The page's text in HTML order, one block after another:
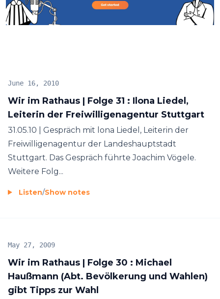
Wir im Rathaus | Folge 31 : Ilona Liedel,
Leiterin der Freiwilligenagentur Stuttgart
June 16, 2010
31.05.10 | Gespräch mit lona Liedel, Leiterin der
Freiwilligenagentur der Landeshauptstadt
Stuttgart. Das Gespräch führte Joachim Vögele.
Weitere Folg...
Listen/Show notes
Wir im Rathaus | Folge 30 : Michael
Haußmann (Abt. Bevölkerung und Wahlen)
gibt Tipps zur Wahl
May 27, 2009